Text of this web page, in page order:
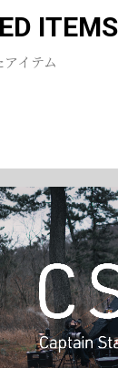
ITEMS
イテム